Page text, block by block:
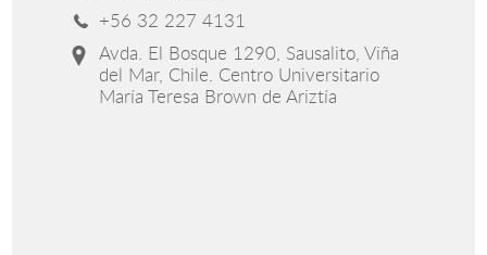
+56 32 227 4131
Avda. El Bosque 1290, Sausalito, Viña
del Mar, Chile. Centro Universitario
María Teresa Brown de Ariztía